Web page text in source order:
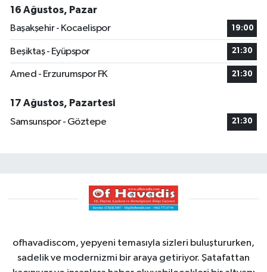
16 Ağustos, Pazar
Başakşehir - Kocaelispor
19:00
Beşiktaş - Eyüpspor 21:30
Amed - Erzurumspor FK 21:30
17 Ağustos, Pazartesi
Samsunspor - Göztepe
21:30
ofhavadiscom, yepyeni temasıyla sizleri buluştururken,
sadelik ve modernizmi bir araya getiriyor. Şatafattan